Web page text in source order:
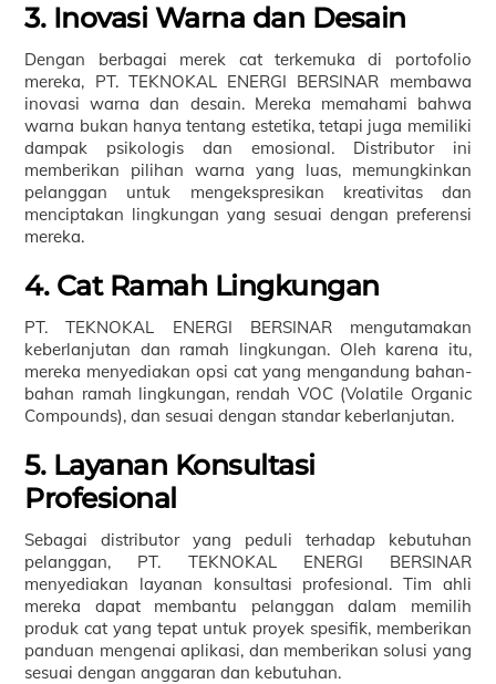
3. Inovasi Warna dan Desain
Dengan berbagai merek cat terkemuka di portofolio
mereka, PT. TEKNOKAL ENERGI BERSINAR membawa
inovasi warna dan desain. Mereka memahami bahwa
warna bukan hanya tentang estetika, tetapi juga memiliki
dampak psikologis dan emosional. Distributor ini
memberikan pilihan warna yang luas, memungkinkan
pelanggan untuk mengekspresikan kreativitas dan
menciptakan lingkungan yang sesuai dengan preferensi
mereka.
4. Cat Ramah Lingkungan
PT. TEKNOKAL ENERGI BERSINAR mengutamakan
keberlanjutan dan ramah lingkungan. Oleh karena itu,
mereka menyediakan opsi cat yang mengandung bahan-
bahan ramah lingkungan, rendah VOC (Volatile Organic
Compounds), dan sesuai dengan standar keberlanjutan.
5. Layanan Konsultasi
Profesional
Sebagai distributor yang peduli terhadap kebutuhan
pelanggan, PT. TEKNOKAL ENERGI BERSINAR
menyediakan layanan konsultasi profesional. Tim ahli
mereka dapat membantu pelanggan dalam memilih
produk cat yang tepat untuk proyek spesifik, memberikan
panduan mengenai aplikasi, dan memberikan solusi yang
sesuai dengan anggaran dan kebutuhan.